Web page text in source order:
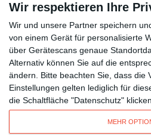
Wir respektieren Ihre
Wir und unsere Partner speichern
von einem Gerät für personalisierte
über Gerätescans genaue
Alternativ können Sie auf die
ändern.
Bitte beachten Sie, dass die
Einstellungen gelten lediglich für
die Schaltfläche "Datenschutz" klicken.
MEHR
Kisseo©
Entdecken Sie auch:
Unsere Grußkarten auf anderen
Verschicken Sieoriginelle